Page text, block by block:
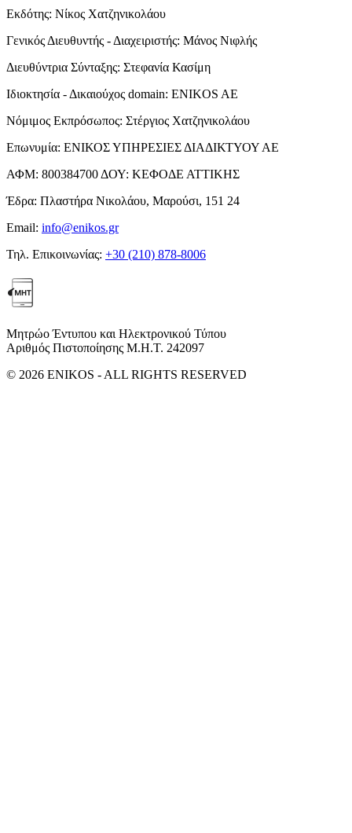
Εκδότης: Νίκος Χατζηνικολάου
Γενικός Διευθυντής - Διαχειριστής: Μάνος Νιφλής
Διευθύντρια Σύνταξης: Στεφανία Κασίμη
Ιδιοκτησία - Δικαιούχος domain: ENIKOS AE
Νόμιμος Εκπρόσωπος: Στέργιος Χατζηνικολάου
Επωνυμία: ΕΝΙΚΟΣ ΥΠΗΡΕΣΙΕΣ ΔΙΑΔΙΚΤΥΟΥ ΑΕ
ΑΦΜ: 800384700 ΔΟΥ: ΚΕΦΟΔΕ ΑΤΤΙΚΗΣ
Έδρα: Πλαστήρα Νικολάου, Μαρούσι, 151 24
Email: info@enikos.gr
Τηλ. Επικοινωνίας: +30 (210) 878-8006
Μητρώο Έντυπου και Ηλεκτρονικού Τύπου
Αριθμός Πιστοποίησης Μ.Η.Τ. 242097
© 2026 ENIKOS - ALL RIGHTS RESERVED